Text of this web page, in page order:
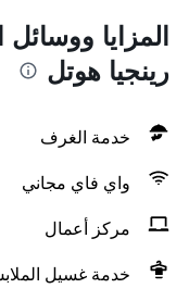
المزايا
رينجيا هوتل
خدمة الغرف
واي فاي مجاني
مركز أعمال
خدمة غسيل